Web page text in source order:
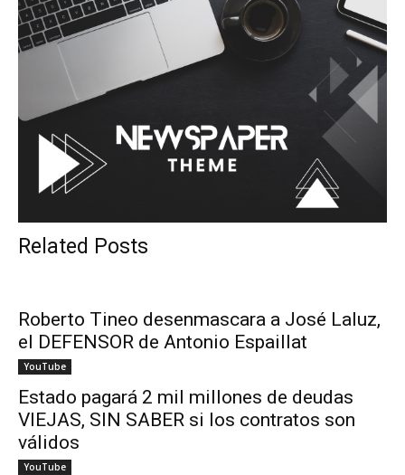
Related Posts
Roberto Tineo desenmascara a José Laluz,
el DEFENSOR de Antonio Espaillat
YouTube
Estado pagará 2 mil millones de deudas
VIEJAS, SIN SABER si los contratos son
válidos
YouTube